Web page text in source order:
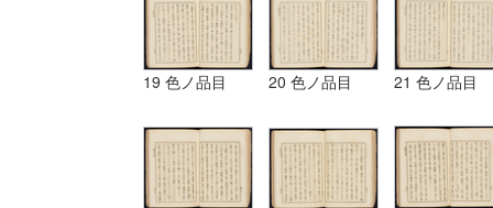
19 色ノ品目 20 色ノ品目 21 色ノ品目